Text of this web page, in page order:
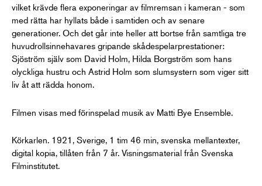
vilket krävde flera exponeringar av filmremsan i kameran - som
med rätta har hyllats både i samtiden och av senare
generationer. Och det går inte heller att bortse från samtliga tre
huvudrollsinnehavares gripande skådespelarprestationer:
Sjöström själv som David Holm, Hilda Borgström som hans
olyckliga hustru och Astrid Holm som slumsystern som viger sitt
liv åt att rädda honom.
Filmen visas med förinspelad musik av Matti Bye Ensemble.
Körkarlen. 1921, Sverige, 1 tim 46 min, svenska mellantexter,
digital kopia, tillåten från 7 år. Visningsmaterial från Svenska
Filminstitutet.